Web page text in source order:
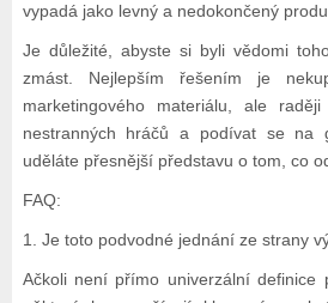
vypadá jako levný a nedokončený
Je důležité, abyste si byli vědomi
zmást. Nejlepším řešením je
marketingového materiálu, ale
nestranných hráčů a podívat se na
uděláte přesnější představu o tom, co
FAQ:
1. Je toto podvodné jednání ze strany
Ačkoli není přímo univerzální definice